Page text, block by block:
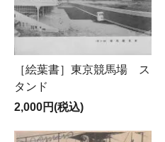
［絵葉書］東京競馬場 ス
タンド
2,000円(税込)